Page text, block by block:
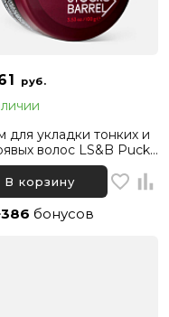
руб.
для укладки тонких и
волос LS&B Pucka
Creme, 100 г
В корзину
бонусов